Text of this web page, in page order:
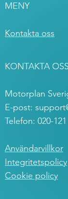
MENY
Kontakta oss
KONTAKTA OSS
Motorplan
E-post:
Telefon: 020-
Användarvillkor
Integritetspolicy
Cookie policy